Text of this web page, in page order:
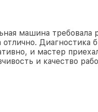
машина требовала
Диагностика
и мастер
и качество